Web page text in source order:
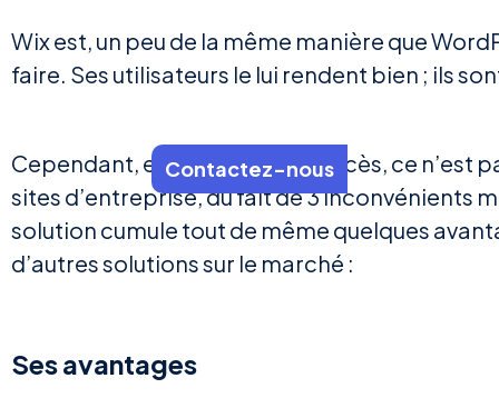
Wix est, un peu de la même manière que
faire. Ses utilisateurs le lui rendent bien ; ils
Cependant, en dépit de son succès, ce n’est
sites d’entreprise, du fait de 3 inconvénients
solution cumule tout de même quelques
d’autres solutions sur le marché :
Ses avantages
Contactez-nous